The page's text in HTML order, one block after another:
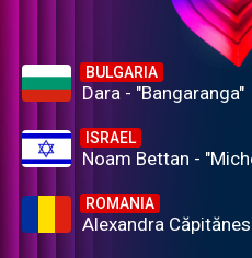
BULGARIA
Dara - "Bangaranga"
ISRAEL
Noam Bettan -
ROMANIA
Alexandra